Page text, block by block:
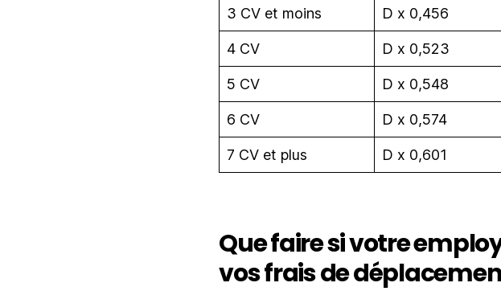
3 CV et moins D x 0,456
4 CV D x 0,523
5 CV D x 0,548
6 CV D x 0,574
7 CV et plus D x 0,601
Que faire si votre
vos frais de